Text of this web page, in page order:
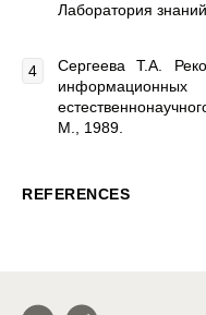
Лаборатория
Сергеева Т.А.
М., 1989.
REFERENCES